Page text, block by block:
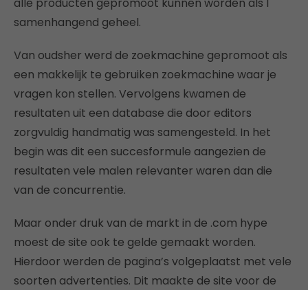
samenhangend geheel.
Van oudsher werd de zoekmachine gepromoot als
een makkelijk te gebruiken zoekmachine waar je
vragen kon stellen. Vervolgens kwamen de
resultaten uit een database die door editors
zorgvuldig handmatig was samengesteld. In het
begin was dit een succesformule aangezien de
resultaten vele malen relevanter waren dan die
van de concurrentie.
Maar onder druk van de markt in de .com hype
moest de site ook te gelde gemaakt worden.
Hierdoor werden de pagina’s volgeplaatst met vele
soorten advertenties. Dit maakte de site voor de